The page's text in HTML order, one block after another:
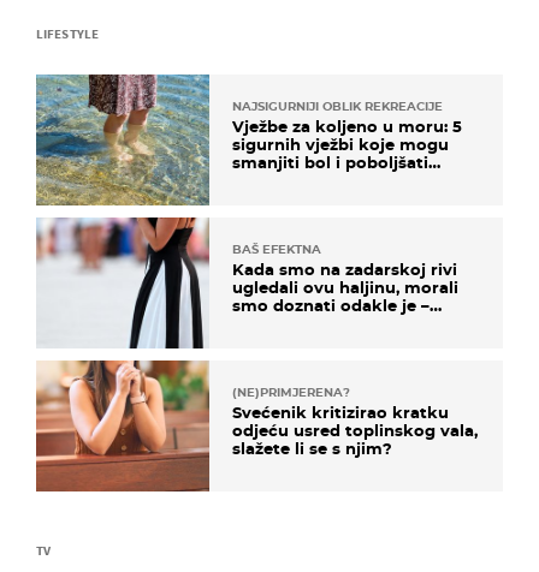
TV
LIFESTYLE
NAJSIGURNIJI OBLIK REKREACIJE
Vježbe za koljeno u moru: 5
sigurnih vježbi koje mogu
smanjiti bol i poboljšati
BAŠ EFEKTNA
Kada smo na zadarskoj rivi
ugledali ovu haljinu, morali
smo doznati odakle je –
(NE)PRIMJERENA?
Svećenik kritizirao kratku
odjeću usred toplinskog vala,
slažete li se s njim?